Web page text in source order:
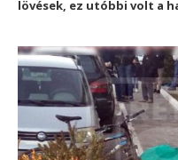
lövések, ez utóbbi volt a